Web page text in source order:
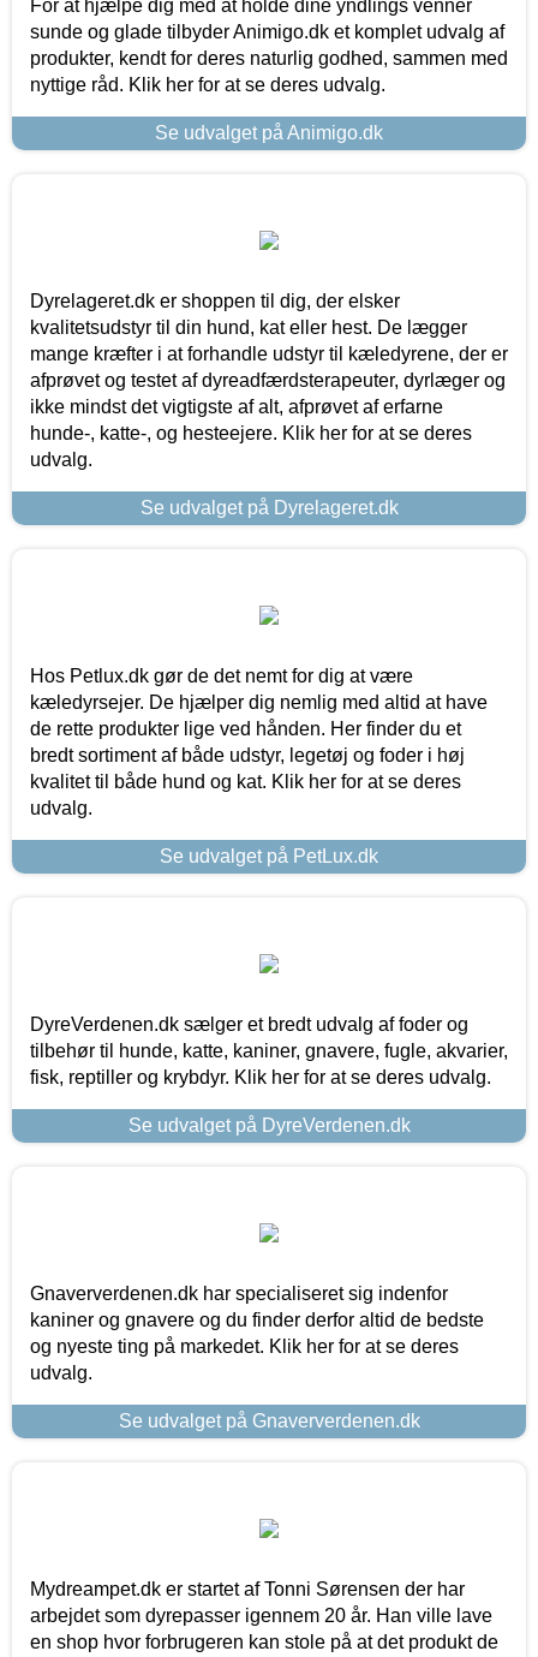
For at hjælpe dig med at holde dine yndlings venner
sunde og glade tilbyder Animigo.dk et komplet udvalg af
produkter, kendt for deres naturlig godhed, sammen med
nyttige råd. Klik her for at se deres udvalg.
Se udvalget på Animigo.dk
Dyrelageret.dk er shoppen til dig, der elsker
kvalitetsudstyr til din hund, kat eller hest. De lægger
mange kræfter i at forhandle udstyr til kæledyrene, der er
afprøvet og testet af dyreadfærdsterapeuter, dyrlæger og
ikke mindst det vigtigste af alt, afprøvet af erfarne
hunde-, katte-, og hesteejere. Klik her for at se deres
udvalg.
Se udvalget på Dyrelageret.dk
Hos Petlux.dk gør de det nemt for dig at være
kæledyrsejer. De hjælper dig nemlig med altid at have
de rette produkter lige ved hånden. Her finder du et
bredt sortiment af både udstyr, legetøj og foder i høj
kvalitet til både hund og kat. Klik her for at se deres
udvalg.
Se udvalget på PetLux.dk
DyreVerdenen.dk sælger et bredt udvalg af foder og
tilbehør til hunde, katte, kaniner, gnavere, fugle, akvarier,
fisk, reptiller og krybdyr. Klik her for at se deres udvalg.
Se udvalget på DyreVerdenen.dk
Gnaververdenen.dk har specialiseret sig indenfor
kaniner og gnavere og du finder derfor altid de bedste
og nyeste ting på markedet. Klik her for at se deres
udvalg.
Se udvalget på Gnaververdenen.dk
Mydreampet.dk er startet af Tonni Sørensen der har
arbejdet som dyrepasser igennem 20 år. Han ville lave
en shop hvor forbrugeren kan stole på at det produkt de